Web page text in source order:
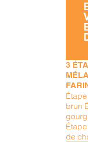
3
brun
de